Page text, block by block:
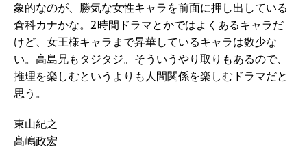
象的なのが、勝気な女性キャラを前面に押し出している
倉科カナかな。2時間ドラマとかではよくあるキャラだ
けど、女王様キャラまで昇華しているキャラは数少な
い。高島兄もタジタジ。そういうやり取りもあるので、
推理を楽しむというよりも人間関係を楽しむドラマだと
思う。
東山紀之
髙嶋政宏